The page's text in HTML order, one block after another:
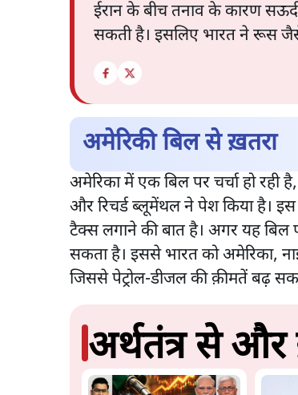
ईरान के बीच तनाव के कारण
सकती है। इसलिए भारत ने रूस
अमेरिकी बिल से ख़तरा
अमेरिका में एक बिल पर चर्चा हो रही
और रिचर्ड ब्लूमेंथल ने पेश किया है।
टैक्स लगाने की बात है। अगर यह बिल
सकता है। इससे भारत को अमेरिका,
जिससे पेट्रोल-डीजल की क़ीमतें बढ़
अर्थतंत्र से